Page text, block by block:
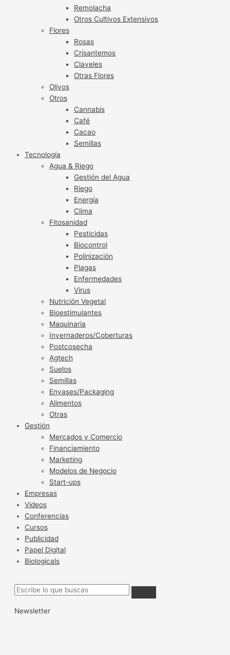
Remolacha
Otros Cultivos Extensivos
Flores
Rosas
Crisantemos
Claveles
Otras Flores
Olivos
Otros
Cannabis
Café
Cacao
Semillas
Tecnología
Agua & Riego
Gestión del Agua
Riego
Energía
Clima
Fitosanidad
Pesticidas
Biocontrol
Polinización
Plagas
Enfermedades
Virus
Nutrición Vegetal
Bioestimulantes
Maquinaria
Invernaderos/Coberturas
Postcosecha
Agtech
Suelos
Semillas
Envases/Packaging
Alimentos
Otras
Gestión
Mercados y Comercio
Financiamiento
Marketing
Modelos de Negocio
Start-ups
Empresas
Videos
Conferencias
Cursos
Publicidad
Papel Digital
Biologicals
Newsletter